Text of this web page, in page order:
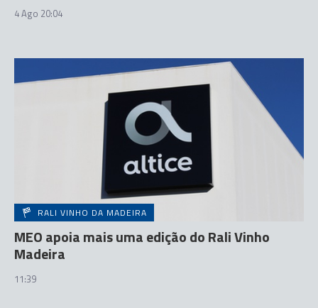
4 Ago 20:04
RALI VINHO DA MADEIRA
MEO apoia mais uma edição do Rali Vinho
Madeira
11:39